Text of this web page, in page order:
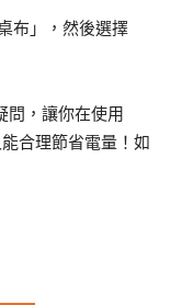
布」，然後選擇
問，讓你在使用
合理節省電量！如